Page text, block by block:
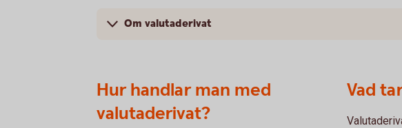
Om valutaderivat
Hur handlar man med
valutaderivat?
Vad